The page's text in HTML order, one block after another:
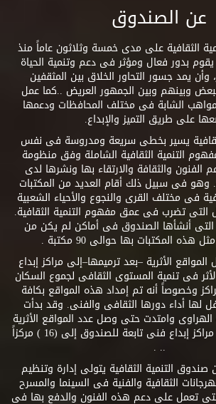
عن الصندوق
الثقافية على مدى خمسة وثلاثون عاماً منذ
عام 1989 أن يقوم بدور فعال ومؤثر فى دعم وتنمية الحياة
يمد جسور التحاور الخلاق بين المثقفين
وبينهم وبين الجمهور العريض ..كما عمل
الشابة فى مختلف المحافظات ودعمها
على طريق التميز والإبداع.
يسير بخطى سريعة ومدروسة فى نفس
التنمية الثقافية الشاملة وفق منظومة
والثقافة والارتقاء بها ونشرها لدى
فى سبيل ذلك أقام العديد من المكتبات
فى مختلف القرى والنجوع والأحياء الشعبية
التى تضرب فى عمق مفهوم التنمية الثقافية.
التى أنشأها الصندوق فى أماكن لم يكن من
هذه المكتبات بها حوالى 90 مكتبة .
الأثرية –بعد ترميمها–إلى مراكز إبداع
فى تنمية المستوى الثقافى لجموع السكان
وخصوصاً أنه تم إمداد هذه المواقع بكافة
لها أداء دورها الثقافى والفنى. وقد بدأت
عام 1996 ببيت الهراوى وامتدت حتى وصل عدد المواقع الأثرية
التى تم تحويلها إلى مراكز إبداع فنى تابعة للصندوق إلى (16 ) مركزاً
.. .
التنمية الثقافية يتولى إدارة وتنظيم
الثقافية والفنية فى السينما والمسرح
تعمل على دعم هذه الفنون والدفع بها فى